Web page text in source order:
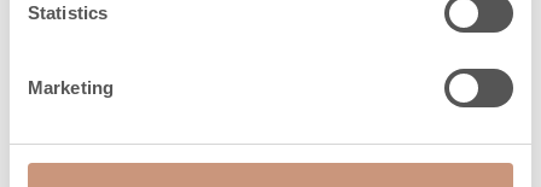
Statistics
Marketing